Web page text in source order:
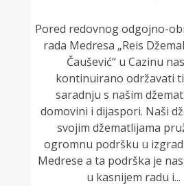
Pored redovnog odgojno-
rada Medresa „Reis
Čaušević“ u Cazinu
kontinuirano održavati
saradnju s našim
domovini i dijaspori. Naši
svojim džematlijama
ogromnu podršku u
Medrese a ta podrška je
u kasnijem radu i...